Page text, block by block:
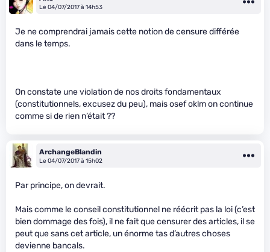
Le 04/07/2017 à 14h53
Je ne comprendrai jamais cette notion de censure différée
dans le temps.
On constate une violation de nos droits fondamentaux
(constitutionnels, excusez du peu), mais osef oklm on continue
comme si de rien n’était ??
ArchangeBlandin
Le 04/07/2017 à 15h02
Par principe, on devrait.
Mais comme le conseil constitutionnel ne réécrit pas la loi (c’est
bien dommage des fois), il ne fait que censurer des articles, il se
peut que sans cet article, un énorme tas d’autres choses
devienne bancals.